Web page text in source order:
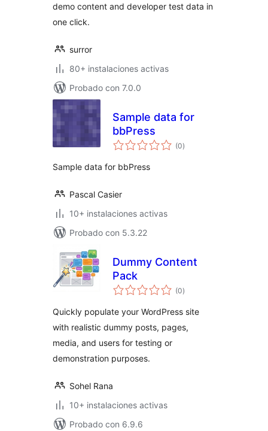
demo content and developer test data in
one click.
surror
80+ instalaciones activas
Probado con 7.0.0
Sample data for
bbPress
(0total
de
)
Sample data for bbPress
Pascal Casier
10+ instalaciones activas
Probado con 5.3.22
Dummy Content
Pack
(0total
de
)
Quickly populate your WordPress site
with realistic dummy posts, pages,
media, and users for testing or
demonstration purposes.
Sohel Rana
10+ instalaciones activas
Probado con 6.9.6